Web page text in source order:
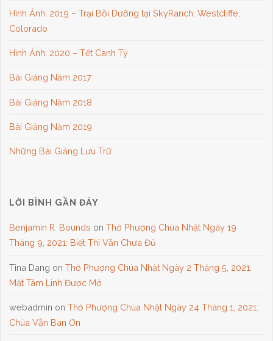
Hình Ảnh: 2019 – Trại Bồi Dưỡng tại SkyRanch, Westcliffe,
Colorado
Hình Ảnh: 2020 – Tết Canh Tý
Bài Giảng Năm 2017
Bài Giảng Năm 2018
Bài Giảng Năm 2019
Những Bài Giảng Lưu Trữ
LỜI BÌNH GẦN ĐÂY
Benjamin R. Bounds onThờ Phượng Chúa Nhật Ngày 19
Tháng 9, 2021: Biết Thì Vẫn Chưa Đủ
Tina Dang onThờ Phượng Chúa Nhật Ngày 2 Tháng 5, 2021:
Mắt Tâm Linh Được Mở
webadmin onThờ Phượng Chúa Nhật Ngày 24 Tháng 1, 2021:
Chúa Vẫn Ban Ơn